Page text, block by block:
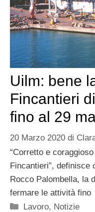
Uilm: bene
Fincantieri
fino al 29
20 Marzo 2020 di
“Corretto e
Fincantieri”, definisce
Rocco Palombella, la
fermare le attività fino
Categorie
Lavoro, Notizie